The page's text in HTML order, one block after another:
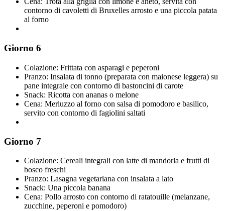
contorno di cavoletti di Bruxelles arrosto e una piccola patata
al forno
Giorno 6
Colazione: Frittata con asparagi e peperoni
Pranzo: Insalata di tonno (preparata con maionese leggera) su
pane integrale con contorno di bastoncini di carote
Snack: Ricotta con ananas o melone
Cena: Merluzzo al forno con salsa di pomodoro e basilico,
servito con contorno di fagiolini saltati
Giorno 7
Colazione: Cereali integrali con latte di mandorla e frutti di
bosco freschi
Pranzo: Lasagna vegetariana con insalata a lato
Snack: Una piccola banana
Cena: Pollo arrosto con contorno di ratatouille (melanzane,
zucchine, peperoni e pomodoro)